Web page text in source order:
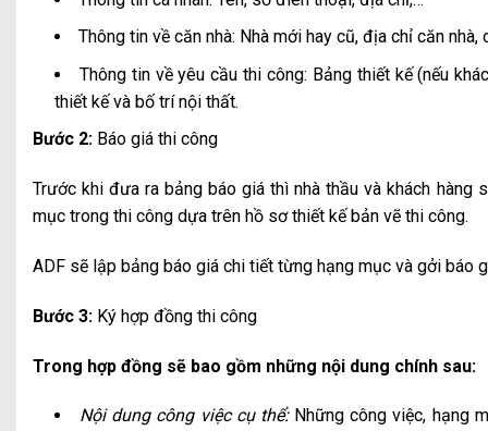
Thông tin về căn nhà: Nhà mới hay cũ, địa chỉ căn nhà,
Thông tin về yêu cầu thi công: Bảng thiết kế (nếu
thiết kế và bố trí nội thất.
Bước 2: Báo giá thi công
Trước khi đưa ra bảng báo giá thì nhà thầu và khách hàng
mục trong thi công dựa trên hồ sơ thiết kế bản vẽ thi công.
ADF sẽ lập bảng báo giá chi tiết từng hạng mục và gởi báo
Bước 3: Ký hợp đồng thi công
Trong hợp đồng sẽ bao gồm những nội dung chính sau:
Nội dung công việc cụ thể: Những công việc, hạng